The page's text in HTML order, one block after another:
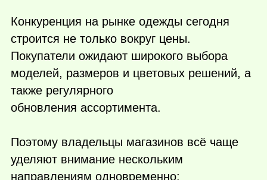
Конкуренция на рынке одежды сегодня
строится не только вокруг цены.
Покупатели ожидают широкого выбора
моделей, размеров и цветовых решений, а
также регулярного
обновления ассортимента.
Поэтому владельцы магазинов всё чаще
уделяют внимание нескольким
направлениям одновременно: